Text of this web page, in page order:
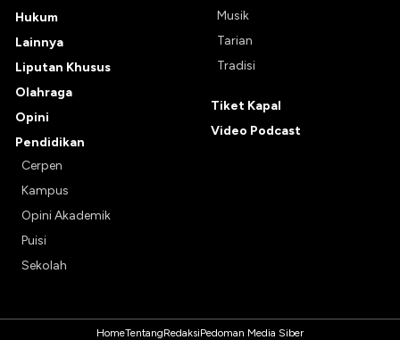
Hukum
Lainnya
Liputan Khusus
Olahraga
Opini
Pendidikan
Cerpen
Kampus
Opini Akademik
Puisi
Sekolah
Musik
Tarian
Tradisi
Tiket Kapal
Video Podcast
HomeTentangRedaksiPedoman Media Siber